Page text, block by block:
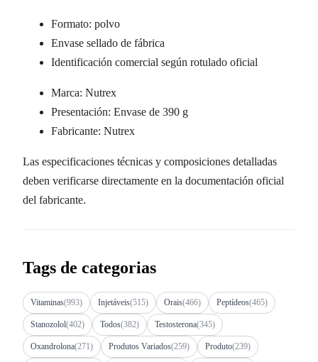
Formato: polvo
Envase sellado de fábrica
Identificación comercial según rotulado oficial
Marca: Nutrex
Presentación: Envase de 390 g
Fabricante: Nutrex
Las especificaciones técnicas y composiciones detalladas
deben verificarse directamente en la documentación oficial
del fabricante.
Tags de categorias
Vitaminas(993) Injetáveis(515) Orais(466) Peptídeos(465)
Stanozolol(402) Todos(382) Testosterona(345)
Oxandrolona(271) Produtos Variados(259) Produto(239)